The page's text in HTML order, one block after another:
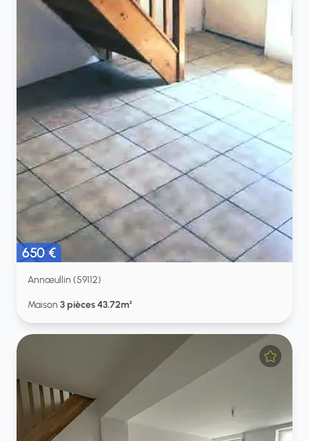
650 €
Annœullin (59112)
Maison 3 pièces 43.72m²